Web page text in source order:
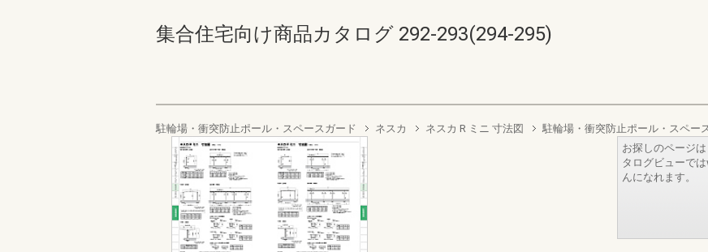
集合住宅向け商品カタログ 292-293(294-295)
駐輪場・衝突防止ポール・スペースガード ネスカ ネスカ R ミニ 寸法図 駐輪場・衝突防止ポール・スペー
お探しのページ
タログビューで
んになれます。